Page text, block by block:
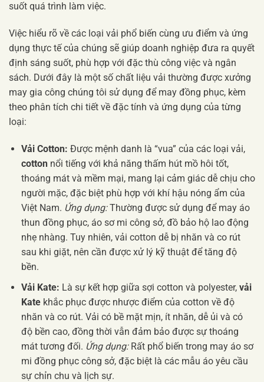
suốt quá trình làm việc.
Việc hiểu rõ về các loại vải phổ biến cùng ưu điểm và ứng
dụng thực tế của chúng sẽ giúp doanh nghiệp đưa ra quyết
định sáng suốt, phù hợp với đặc thù công việc và ngân
sách. Dưới đây là một số chất liệu vải thường được xưởng
may gia công chúng tôi sử dụng để may đồng phục, kèm
theo phân tích chi tiết về đặc tính và ứng dụng của từng
loại:
Vải Cotton: Được mệnh danh là “vua” của các loại vải,
cottonnổi tiếng với khả năng thấm hút mồ hôi tốt,
thoáng mát và mềm mại, mang lại cảm giác dễ chịu cho
người mặc, đặc biệt phù hợp với khí hậu nóng ẩm của
Việt Nam. Ứng dụng:Thường được sử dụng để may áo
thun đồng phục, áo sơ mi công sở, đồ bảo hộ lao động
nhẹ nhàng. Tuy nhiên, vải cotton dễ bị nhăn và co rút
sau khi giặt, nên cần được xử lý kỹ thuật để tăng độ
bền.
Vải Kate: Là sự kết hợp giữa sợi cotton và polyester, vải
Katekhắc phục được nhược điểm của cotton về độ
nhăn và co rút. Vải có bề mặt mịn, ít nhăn, dễ ủi và có
độ bền cao, đồng thời vẫn đảm bảo được sự thoáng
mát tương đối. Ứng dụng:Rất phổ biến trong may áo sơ
mi đồng phục công sở, đặc biệt là các mẫu áo yêu cầu
sự chỉn chu và lịch sự.